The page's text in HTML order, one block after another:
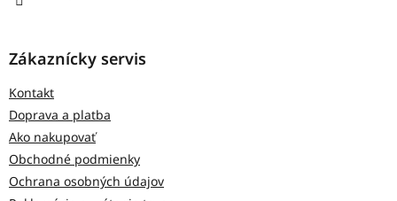
Zákaznícky servis
Kontakt
Doprava a platba
Ako nakupovať
Obchodné podmienky
Ochrana osobných údajov